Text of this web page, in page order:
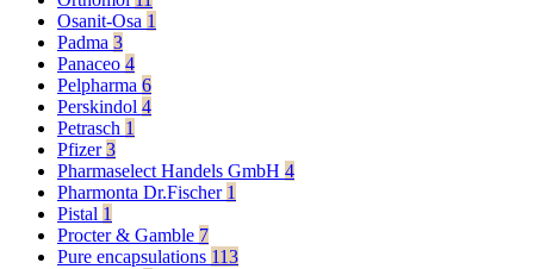
Osanit-Osa 1
Padma 3
Panaceo 4
Pelpharma 6
Perskindol 4
Petrasch 1
Pfizer3
Pharmaselect Handels GmbH 4
Pharmonta Dr.Fischer 1
Pistal 1
Procter & Gamble 7
Pure encapsulations 113